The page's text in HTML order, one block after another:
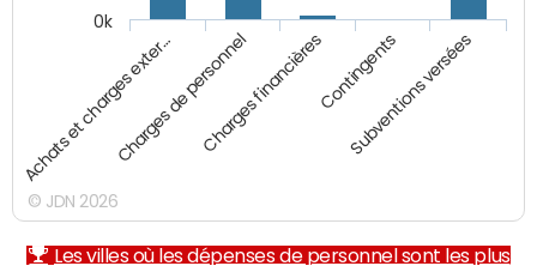
Achats et charges exter…Charges de personnelCharges financièresContingents
Subventions versées
0k
© JDN 2026
Les villes où les dépenses de personnel sont les plus